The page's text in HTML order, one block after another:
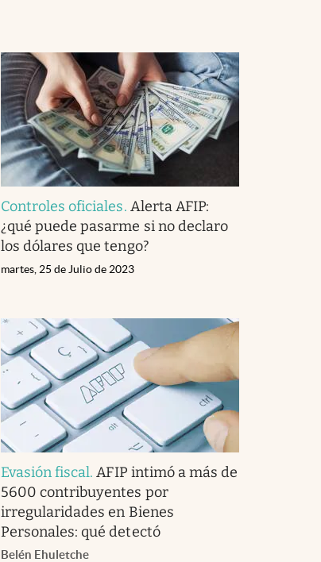
Controles oficiales. Alerta AFIP:
¿qué puede pasarme si no declaro
los dólares que tengo?
martes, 25 de Julio de 2023
Evasión fiscal.AFIP intimó a más de
5600 contribuyentes por
irregularidades en Bienes
Personales: qué detectó
Belén Ehuletche